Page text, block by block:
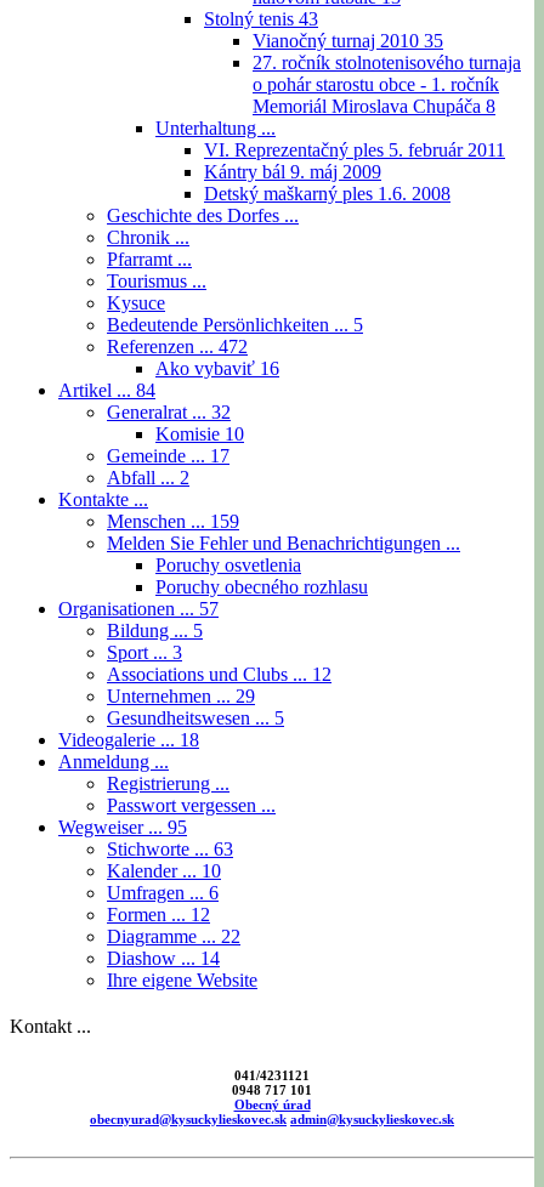
Stolný tenis 43
Vianočný turnaj 2010 35
27. ročník stolnotenisového turnaja
o pohár starostu obce - 1. ročník
Memoriál Miroslava Chupáča 8
Unterhaltung ...
VI. Reprezentačný ples 5. február 2011
Kántry bál 9. máj 2009
Detský maškarný ples 1.6. 2008
Geschichte des Dorfes ...
Chronik ...
Pfarramt ...
Tourismus ...
Kysuce
Bedeutende Persönlichkeiten ... 5
Referenzen ... 472
Ako vybaviť 16
Artikel ... 84
Generalrat ... 32
Komisie 10
Gemeinde ... 17
Abfall ... 2
Kontakte ...
Menschen ... 159
Melden Sie Fehler und Benachrichtigungen ...
Poruchy osvetlenia
Poruchy obecného rozhlasu
Organisationen ... 57
Bildung ... 5
Sport ... 3
Associations und Clubs ... 12
Unternehmen ... 29
Gesundheitswesen ... 5
Videogalerie ... 18
Anmeldung ...
Registrierung ...
Passwort vergessen ...
Wegweiser ... 95
Stichworte ... 63
Kalender ... 10
Umfragen ... 6
Formen ... 12
Diagramme ... 22
Diashow ... 14
Ihre eigene Website
Kontakt ...
041/4231121
0948 717 101
Obecný úrad
obecnyurad@kysuckylieskovec.sk admin@kysuckylieskovec.sk